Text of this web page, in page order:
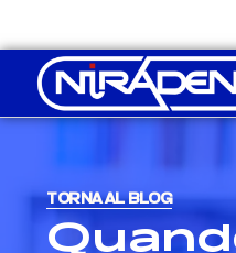
TORNA AL BLOG